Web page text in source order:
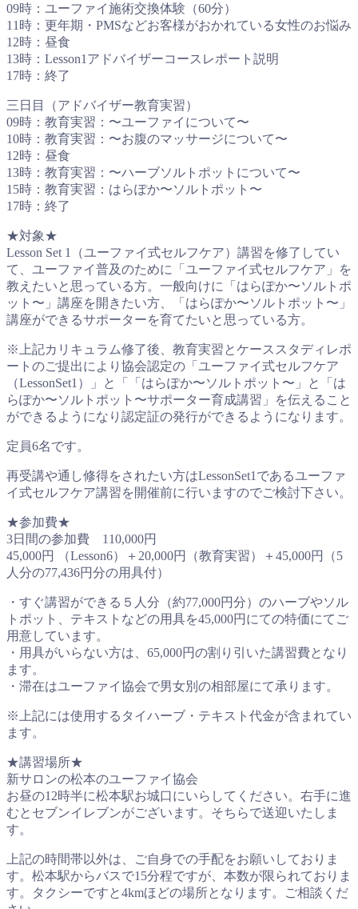
09時：ユーファイ施術交換体験（60分）
11時：更年期・PMSなどお客様がおかれている女性のお悩み
12時：昼食
13時：Lesson1アドバイザーコースレポート説明
17時：終了
三日目（アドバイザー教育実習）
09時：教育実習：〜ユーファイについて〜
10時：教育実習：〜お腹のマッサージについて〜
12時：昼食
13時：教育実習：〜ハーブソルトポットについて〜
15時：教育実習：はらぽか〜ソルトポット〜
17時：終了
★対象★
Lesson Set 1（ユーファイ式セルフケア）講習を修了してい
て、ユーファイ普及のために「ユーファイ式セルフケア」を
教えたいと思っている方。一般向けに「はらぽか〜ソルトポ
ット〜」講座を開きたい方、「はらぽか〜ソルトポット〜」
講座ができるサポーターを育てたいと思っている方。
※上記カリキュラム修了後、教育実習とケーススタディレポ
ートのご提出により協会認定の「ユーファイ式セルフケア
（LessonSet1）」と「「はらぽか〜ソルトポット〜」と「は
らぽか〜ソルトポット〜サポーター育成講習」を伝えること
ができるようになり認定証の発行ができるようになります。
定員6名です。
再受講や通し修得をされたい方はLessonSet1であるユーファ
イ式セルフケア講習を開催前に行いますのでご検討下さい。
★参加費★
3日間の参加費 110,000円
45,000円 （Lesson6）＋20,000円（教育実習）＋45,000円（5
人分の77,436円分の用具付）
・すぐ講習ができる５人分（約77,000円分）のハーブやソル
トポット、テキストなどの用具を45,000円にての特価にてご
用意しています。
・用具がいらない方は、65,000円の割り引いた講習費となり
ます。
・滞在はユーファイ協会で男女別の相部屋にて承ります。
※上記には使用するタイハーブ・テキスト代金が含まれてい
ます。
★講習場所★
新サロンの松本のユーファイ協会
お昼の12時半に松本駅お城口にいらしてください。右手に進
むとセブンイレブンがございます。そちらで送迎いたしま
す。
上記の時間帯以外は、ご自身での手配をお願いしておりま
す。松本駅からバスで15分程ですが、本数が限られておりま
す。タクシーですと4kmほどの場所となります。ご相談くだ